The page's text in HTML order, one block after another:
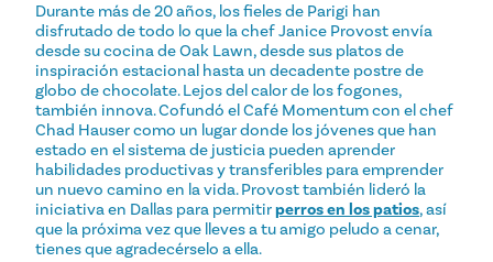
Durante más de 20 años, los fieles de Parigi han
disfrutado de todo lo que la chef Janice Provost envía
desde su cocina de Oak Lawn, desde sus platos de
inspiración estacional hasta un decadente postre de
globo de chocolate. Lejos del calor de los fogones,
también innova. Cofundó el Café Momentum con el chef
Chad Hauser como un lugar donde los jóvenes que han
estado en el sistema de justicia pueden aprender
habilidades productivas y transferibles para emprender
un nuevo camino en la vida. Provost también lideró la
iniciativa en Dallas para permitirperros en los patios, así
que la próxima vez que lleves a tu amigo peludo a cenar,
tienes que agradecérselo a ella.